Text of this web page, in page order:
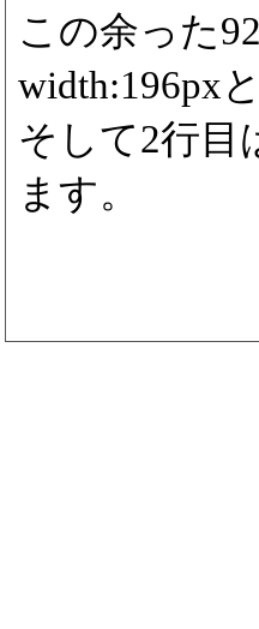
この余った
width:196px
そして2行目
ます。